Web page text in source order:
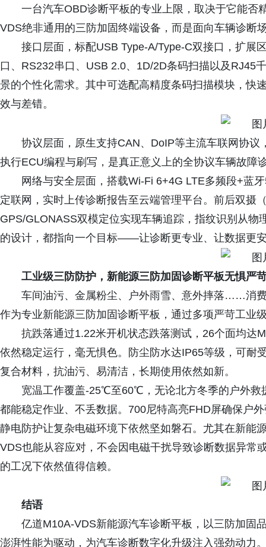
一台汽车OBD诊断平板的专业上限，取决于它能否
VDS绝非通用的三防加固终端设备，而是面向车辆诊断
接口层面，标配USB Type-A/Type-C双接口，扩展
口、RS232串口、USB 2.0、1D/2D条码扫描以及RJ45
景的个性化需求。其中可选配高精度条码扫描模块，快
效与差错。
协议层面，原生支持CAN、DoIP等主流车联网协
执行ECU编程与刷写，是真正意义上的全协议车辆故障
网络与安全层面，搭载Wi-Fi 6+4G LTE多频段+蓝
定联网，实时上传诊断报告至云端管理平台。前后双摄
GPS/GLONASS双模定位实现车辆追踪，指纹识别从
的设计，都指向一个目标——让诊断更专业、让数据更
工业级三防防护，新能源三防加固诊断平板无惧严
车间油污、金属粉尘、户外雨雪、意外摔落……消
作为专业新能源三防加固诊断平板，通过多项严苛工业
抗跌落通过1.22米开机状态跌落测试，26个面均达
依然稳定运行，毫无惧色。防尘防水达IP65等级，可耐
复合材料，抗油污、易清洁，长期使用依然如新。
宽温工作覆盖-25℃至60℃，无论北方冬季的户外救
都能稳定作业、不丢数据。700尼特高亮FHD屏确保户
静电防护让复杂电磁环境下依然坚如磐石。尤其在新能
VDS也能从容应对，不会因电磁干扰导致诊断数据异常
的工况下依然值得信赖。
结语
亿道M10A-VDS新能源汽车诊断平板，以三防加固
澎湃性能为驱动，为汽车诊断数字化升级注入强劲动力